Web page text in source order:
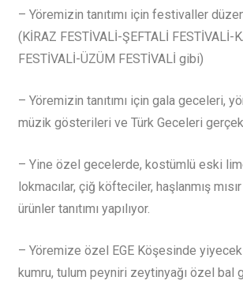
– Yöremizin tanıtımı için festivaller
(KİRAZ FESTİVALİ­-ŞEFTALİ FESTİVALİ­-
FESTİVALİ­-ÜZÜM FESTİVALİ gibi)
– Yöremizin tanıtımı için gala geceleri,
müzik gösterileri ve Türk Geceleri
– Yine özel gecelerde, kostümlü eski
lokmacılar, çiğ köfteciler, haşlanmış
ürünler tanıtımı yapılıyor.
– Yöremize özel EGE Köşesinde
kumru, tulum peyniri zeytinyağı özel bal